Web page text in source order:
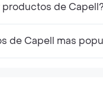
de
de Capell mas